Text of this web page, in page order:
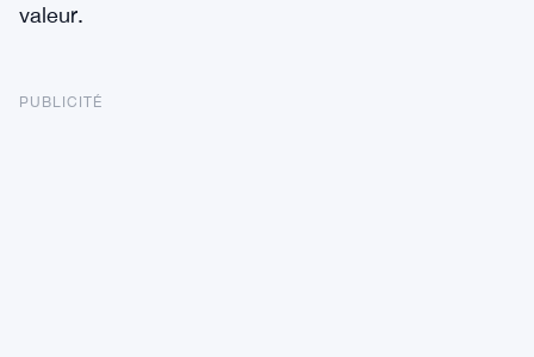
valeur.
PUBLICITÉ